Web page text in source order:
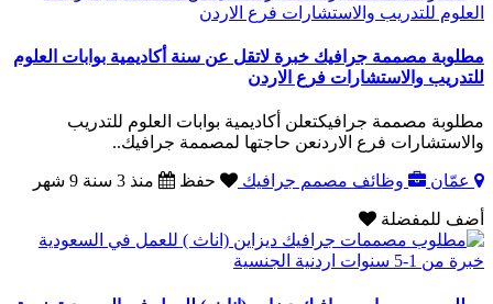
مطلوبة مصممة جرافيك خبرة لاتقل عن سنة أكاديمية بوابات العلوم
للتدريب والاستشارات فرع الاردن
مطلوبة مصممة جرافيكتعلن أكاديمية بوابات العلوم للتدريب
والاستشارات فرع الاردنعن حاجتها لمصممة جرافيك..
عمّان وظائف مصمم جرافيك حفظ منذ 3 سنة 9 شهر
أضف للمفضلة